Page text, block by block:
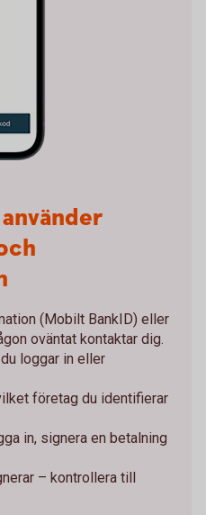
(Mobilt BankID) eller
oväntat kontaktar dig.
loggar in eller
företag du identifierar
in, signera en betalning
– kontrollera till